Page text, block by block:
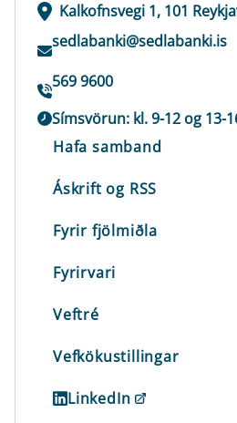
Kalkofnsvegi 1, 101
sedlabanki@sedlabanki.is
569 9600
Símsvörun: kl. 9-12 og 13-
Hafa samband
Áskrift og RSS
Fyrir fjölmiðla
Fyrirvari
Veftré
Vefkökustillingar
LinkedIn